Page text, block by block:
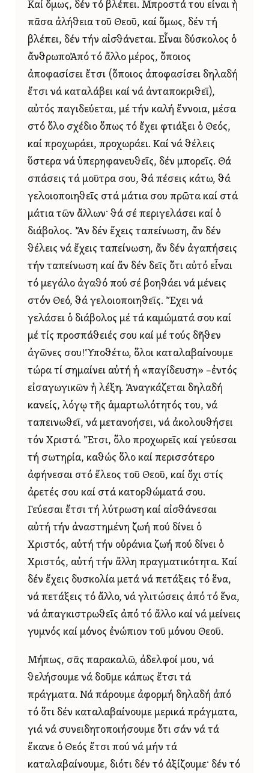
Καί ὅμως, δέν τό βλέπει. Μπροστά του εἶναι ἡ
πᾶσα ἀλήθεια τοῦ Θεοῦ, καί ὅμως, δέν τή
βλέπει, δέν τήν αἰσθάνεται. Εἶναι δύσκολος ὁ
ἄνθρωποἈπό τό ἄλλο μέρος, ὅποιος
ἀποφασίσει ἔτσι (ὅποιος ἀποφασίσει δηλαδή
ἔτσι νά καταλάβει καί νά ἀνταποκριθεῖ),
αὐτός παγιδεύεται, μέ τήν καλή ἔννοια, μέσα
στό ὅλο σχέδιο ὅπως τό ἔχει φτιάξει ὁ Θεός,
καί προχωράει, προχωράει. Καί νά θέλεις
ὕστερα νά ὑπερηφανευθεῖς, δέν μπορεῖς. Θά
σπάσεις τά μοῦτρα σου, θά πέσεις κάτω, θά
γελοιοποιηθεῖς στά μάτια σου πρῶτα καί στά
μάτια τῶν ἄλλων· θά σέ περιγελάσει καί ὁ
διάβολος. Ἄν δέν ἔχεις ταπείνωση, ἄν δέν
θέλεις νά ἔχεις ταπείνωση, ἄν δέν ἀγαπήσεις
τήν ταπείνωση καί ἄν δέν δεῖς ὅτι αὐτό εἶναι
τό μεγάλο ἀγαθό πού σέ βοηθάει νά μένεις
στόν Θεό, θά γελοιοποιηθεῖς. Ἔχει νά
γελάσει ὁ διάβολος μέ τά καμώματά σου καί
μέ τίς προσπάθειές σου καί μέ τούς δῆθεν
ἀγῶνες σου!Ὑποθέτω, ὅλοι καταλαβαίνουμε
τώρα τί σημαίνει αὐτή ἡ «παγίδευση» –ἐντός
εἰσαγωγικῶν ἡ λέξη. Ἀναγκάζεται δηλαδή
κανείς, λόγῳ τῆς ἁμαρτωλότητός του, νά
ταπεινωθεῖ, νά μετανοήσει, νά ἀκολουθήσει
τόν Χριστό. Ἔτσι, ὅλο προχωρεῖς καί γεύεσαι
τή σωτηρία, καθώς ὅλο καί περισσότερο
ἀφήνεσαι στό ἔλεος τοῦ Θεοῦ, καί ὄχι στίς
ἀρετές σου καί στά κατορθώματά σου.
Γεύεσαι ἔτσι τή λύτρωση καί αἰσθάνεσαι
αὐτή τήν ἀναστημένη ζωή πού δίνει ὁ
Χριστός, αὐτή τήν οὐράνια ζωή πού δίνει ὁ
Χριστός, αὐτή τήν ἄλλη πραγματικότητα. Καί
δέν ἔχεις δυσκολία μετά νά πετάξεις τό ἕνα,
νά πετάξεις τό ἄλλο, νά γλιτώσεις ἀπό τό ἕνα,
νά ἀπαγκιστρωθεῖς ἀπό τό ἄλλο καί νά μείνεις
γυμνός καί μόνος ἐνώπιον τοῦ μόνου Θεοῦ.
Μήπως, σᾶς παρακαλῶ, ἀδελφοί μου, νά
θελήσουμε νά δοῦμε κάπως ἔτσι τά
πράγματα. Νά πάρουμε ἀφορμή δηλαδή ἀπό
τό ὅτι δέν καταλα­­βαίνουμε μερικά πράγματα,
γιά νά συνειδητοποιήσουμε ὅτι σάν νά τά
ἔκανε ὁ Θεός ἔτσι πού νά μήν τά
καταλαβαίνουμε, διότι δέν τό ἀξίζουμε· δέν τό